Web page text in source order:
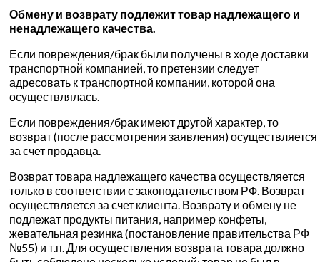
Обмену и возврату подлежит товар надлежащего и
ненадлежащего качества.
Если повреждения/брак были получены в ходе доставки
транспортной компанией, то претензии следует
адресовать к транспортной компании, которой она
осуществлялась.
Если повреждения/брак имеют другой характер, то
возврат (после рассмотрения заявления) осуществляется
за счет продавца.
Возврат товара надлежащего качества осуществляется
только в соответствии с законодательством РФ. Возврат
осуществляется за счет клиента. Возврату и обмену не
подлежат продукты питания, например конфеты,
жевательная резинка (постановление правительства РФ
№55) и т.п. Для осуществления возврата товара должно